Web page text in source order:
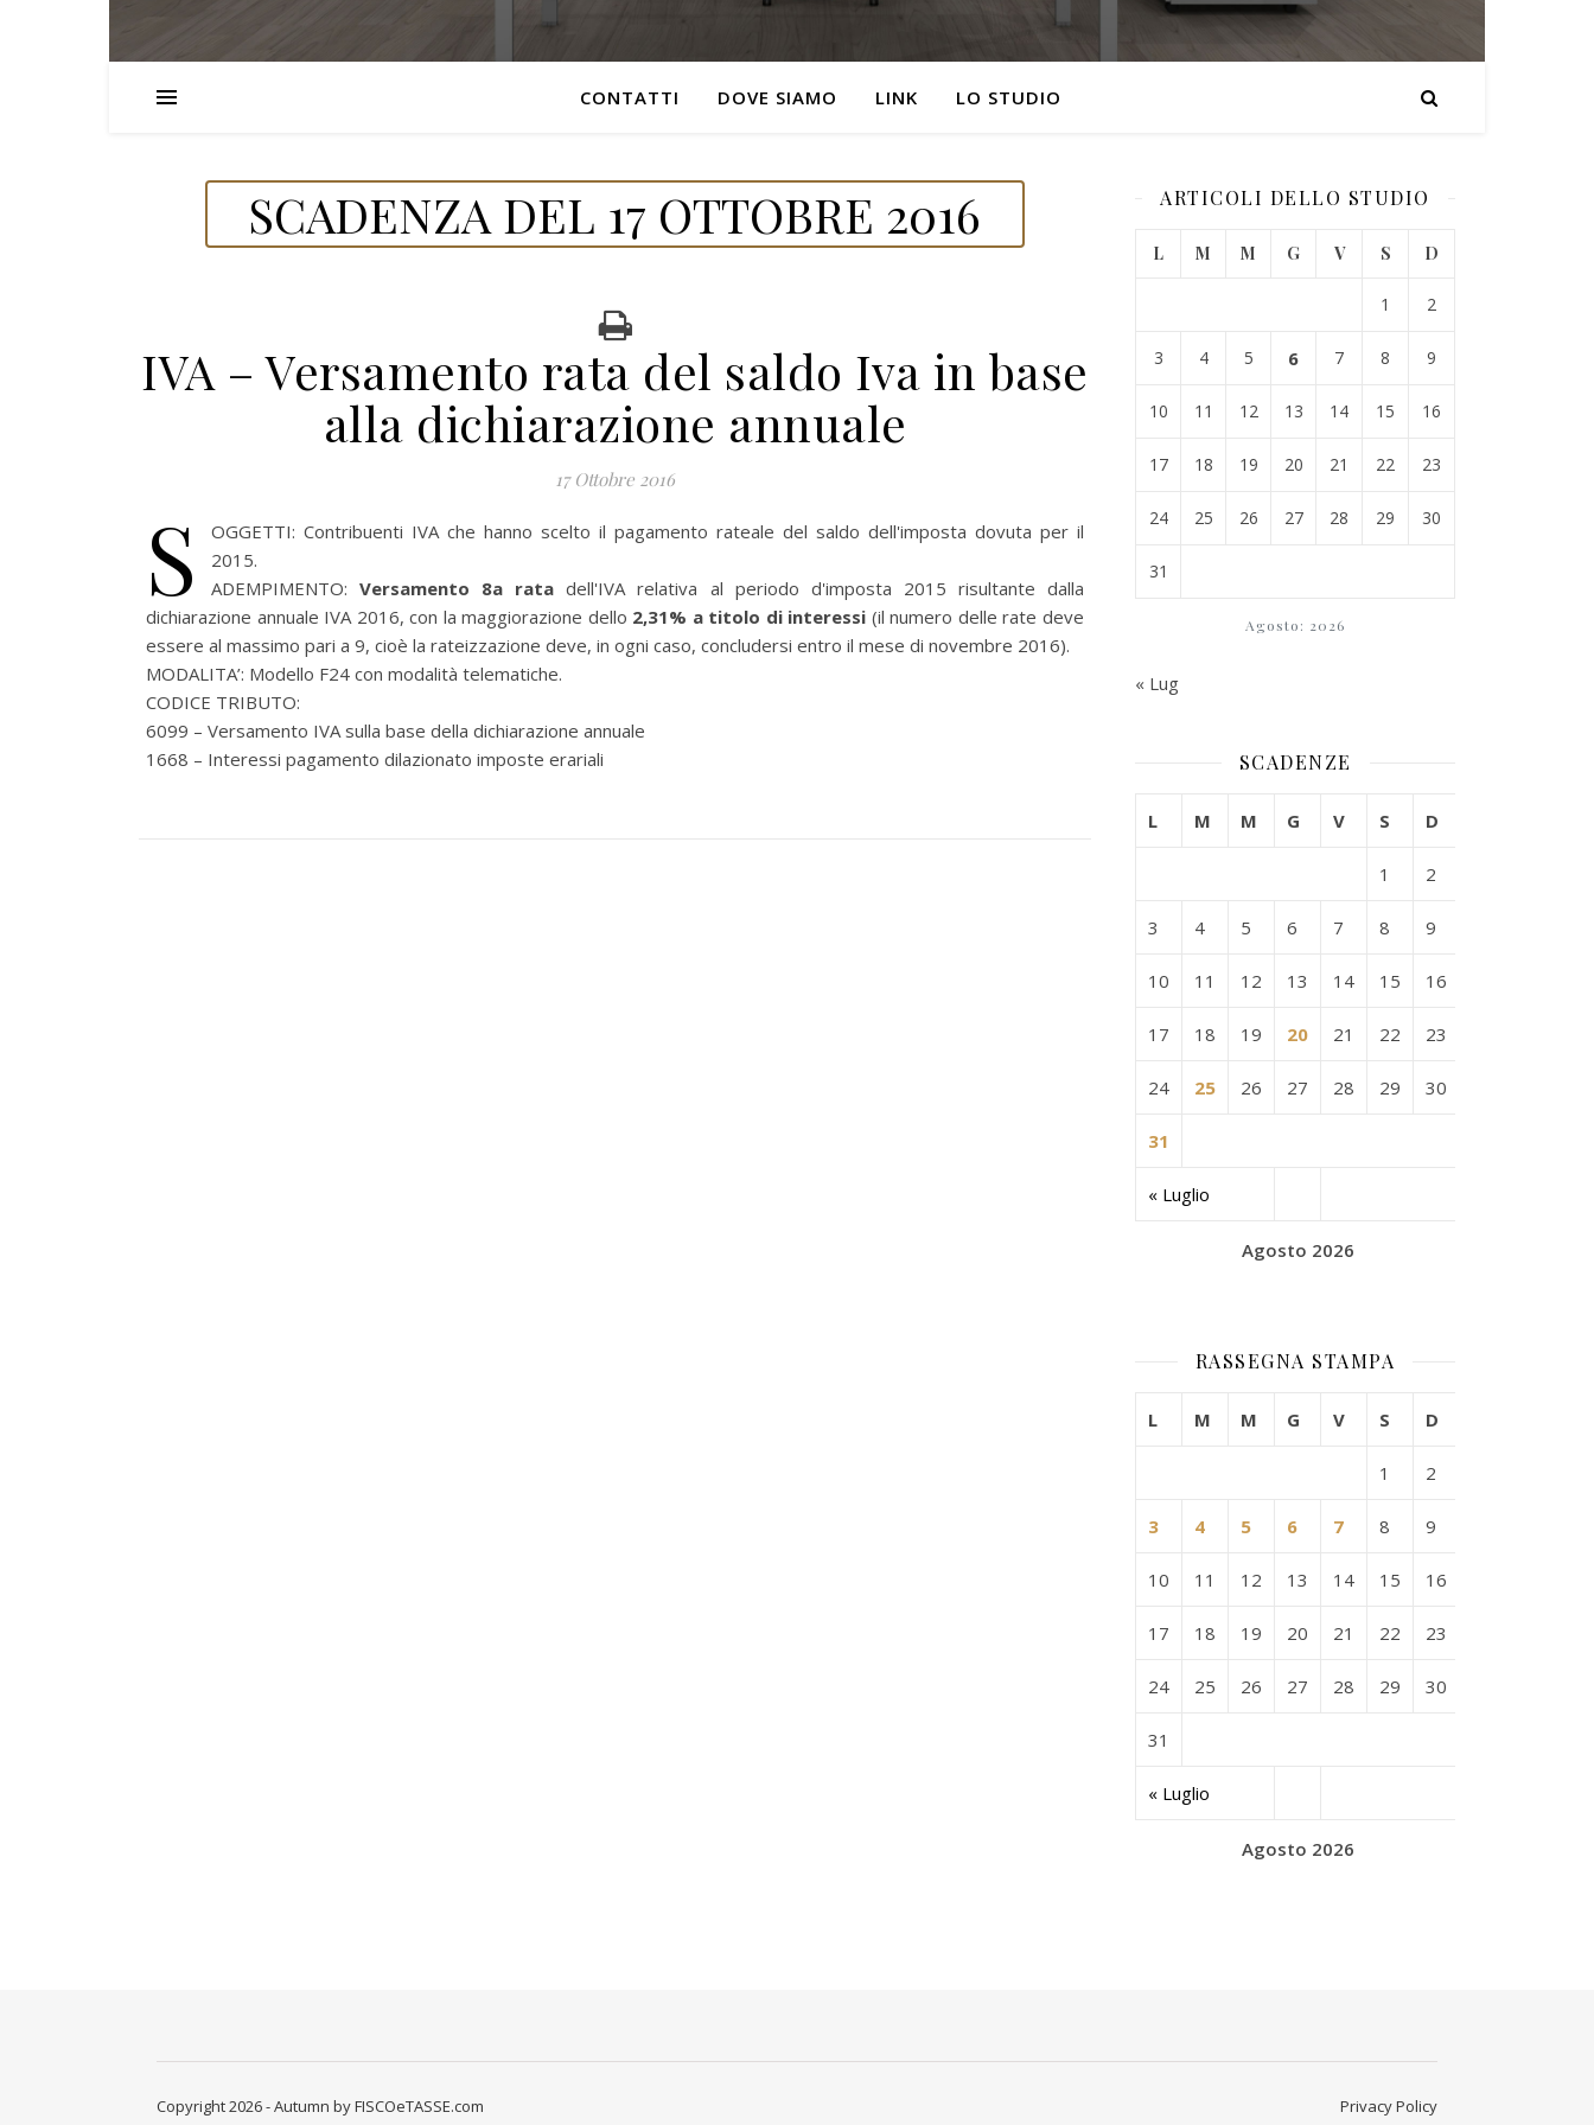
CONTATTI DOVE SIAMO LINK LO STUDIO
SCADENZA DEL 17 OTTOBRE 2016
IVA – Versamento rata del saldo Iva in base
alla dichiarazione annuale
17 Ottobre 2016
S
OGGETTI: Contribuenti IVA che hanno scelto il pagamento rateale del saldo dell'imposta dovuta per il
2015.
ADEMPIMENTO:Versamento 8a rata dell'IVA relativa al periodo d'imposta 2015 risultante dalla
dichiarazione annuale IVA 2016, con la maggiorazione dello 2,31% a titolo di interessi (il numero delle rate deve
essere al massimo pari a 9, cioè la rateizzazione deve, in ogni caso, concludersi entro il mese di novembre 2016).
MODALITA’: Modello F24 con modalità telematiche.
CODICE TRIBUTO:
6099 – Versamento IVA sulla base della dichiarazione annuale
1668 – Interessi pagamento dilazionato imposte erariali
ARTICOLI DELLO STUDIO
Agosto: 2026
L M M G V S D
1 2
3 4 5 6 7 8 9
10 11 12 13 14 15 16
17 18 19 20 21 22 23
24 25 26 27 28 29 30
31
« Lug
SCADENZE
Agosto 2026
L M M G V S D
« Luglio
1 2
3 4 5 6 7 8 9
10 11 12 13 14 15 16
17 18 19 20 21 22 23
24 25 26 27 28 29 30
31
RASSEGNA STAMPA
Agosto 2026
L M M G V S D
« Luglio
1 2
3 4 5 6 7 8 9
10 11 12 13 14 15 16
17 18 19 20 21 22 23
24 25 26 27 28 29 30
31
Privacy Policy
Copyright 2026 - Autumn by FISCOeTASSE.com